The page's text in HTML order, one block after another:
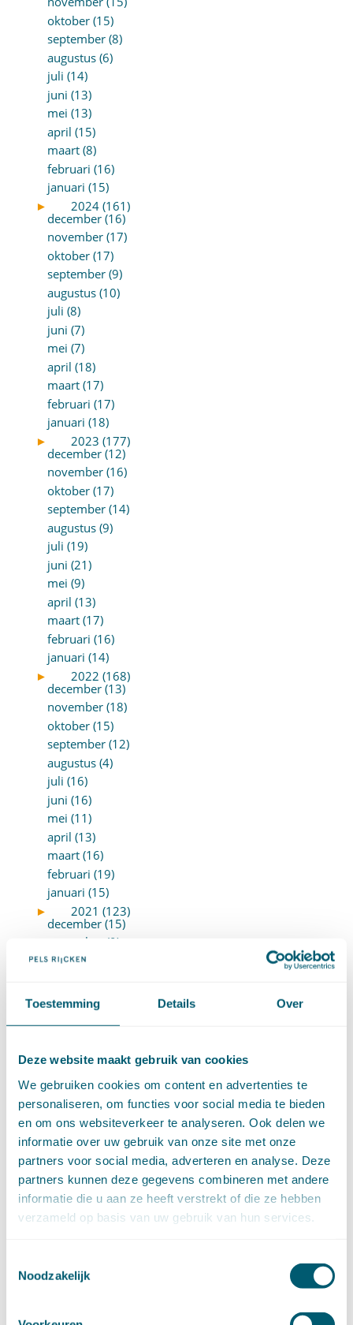
Toestemming Details Over
Deze website maakt gebruik van cookies
We gebruiken cookies om content en advertenties te
personaliseren, om functies voor social media te bieden
en om ons websiteverkeer te analyseren. Ook delen we
informatie over uw gebruik van onze site met onze
partners voor social media, adverteren en analyse. Deze
partners kunnen deze gegevens combineren met andere
informatie die u aan ze heeft verstrekt of die ze hebben
verzameld op basis van uw gebruik van hun services.
Noodzakelijk
oktober (15)
september (8)
augustus (6)
juli (14)
juni (13)
mei (13)
april (15)
maart (8)
februari (16)
januari (15)
►
2024 (161)
december (16)
november (17)
oktober (17)
september (9)
augustus (10)
juli (8)
juni (7)
mei (7)
april (18)
maart (17)
februari (17)
januari (18)
►
2023 (177)
december (12)
november (16)
oktober (17)
september (14)
augustus (9)
juli (19)
juni (21)
mei (9)
april (13)
maart (17)
februari (16)
januari (14)
►
2022 (168)
december (13)
november (18)
oktober (15)
september (12)
augustus (4)
juli (16)
juni (16)
mei (11)
april (13)
maart (16)
februari (19)
januari (15)
►
2021 (123)
december (15)
november (9)
oktober (13)
augustus (7)
mei (6)
maart (14)
februari (11)
januari (15)
►
2020 (154)
december (6)
november (14)
oktober (14)
september (8)
juni (14)